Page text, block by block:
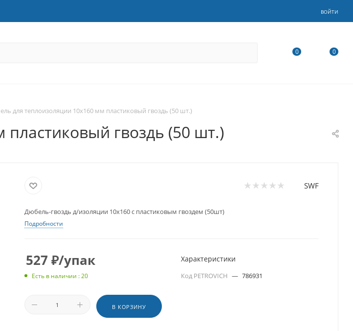
ВОЙТИ
0 0
для теплоизоляции 10х160 мм пластиковый гвоздь (50 шт.)
гвоздь (50 шт.)
SWF
Дюбель-гвоздь д/изоляции 10х160 с пластиковым гвоздем (50шт)
Подробности
527 ₽/упак
Есть в наличии : 20
В КОРЗИНУ
Характеристики
Код PETROVICH — 786931